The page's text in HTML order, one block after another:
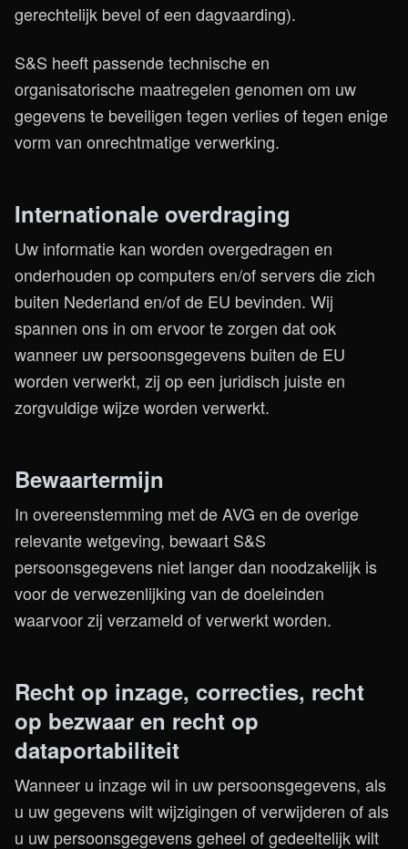
gerechtelijk bevel of een dagvaarding).
S&S heeft passende technische en
organisatorische maatregelen genomen om uw
gegevens te beveiligen tegen verlies of tegen enige
vorm van onrechtmatige verwerking.
Internationale overdraging
Uw informatie kan worden overgedragen en
onderhouden op computers en/of servers die zich
buiten Nederland en/of de EU bevinden. Wij
spannen ons in om ervoor te zorgen dat ook
wanneer uw persoonsgegevens buiten de EU
worden verwerkt, zij op een juridisch juiste en
zorgvuldige wijze worden verwerkt.
Bewaartermijn
In overeenstemming met de AVG en de overige
relevante wetgeving, bewaart S&S
persoonsgegevens niet langer dan noodzakelijk is
voor de verwezenlijking van de doeleinden
waarvoor zij verzameld of verwerkt worden.
Recht op inzage, correcties, recht
op bezwaar en recht op
dataportabiliteit
Wanneer u inzage wil in uw persoonsgegevens, als
u uw gegevens wilt wijzigingen of verwijderen of als
u uw persoonsgegevens geheel of gedeeltelijk wilt